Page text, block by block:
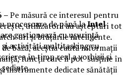
procesoare de până laIntel
gestionează cu ușurință
activități multitasking cu
în timp real a vorbirii și
–Pe măsură ce interesul pentru
utilizatorii au așteptări tot
uri și brățările inteligente.
bază, aceștia caută informații
funcții care îi pot susține în
instrumente dedicate sănătății